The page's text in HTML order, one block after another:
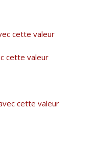
cette valeur
cette valeur
cette valeur